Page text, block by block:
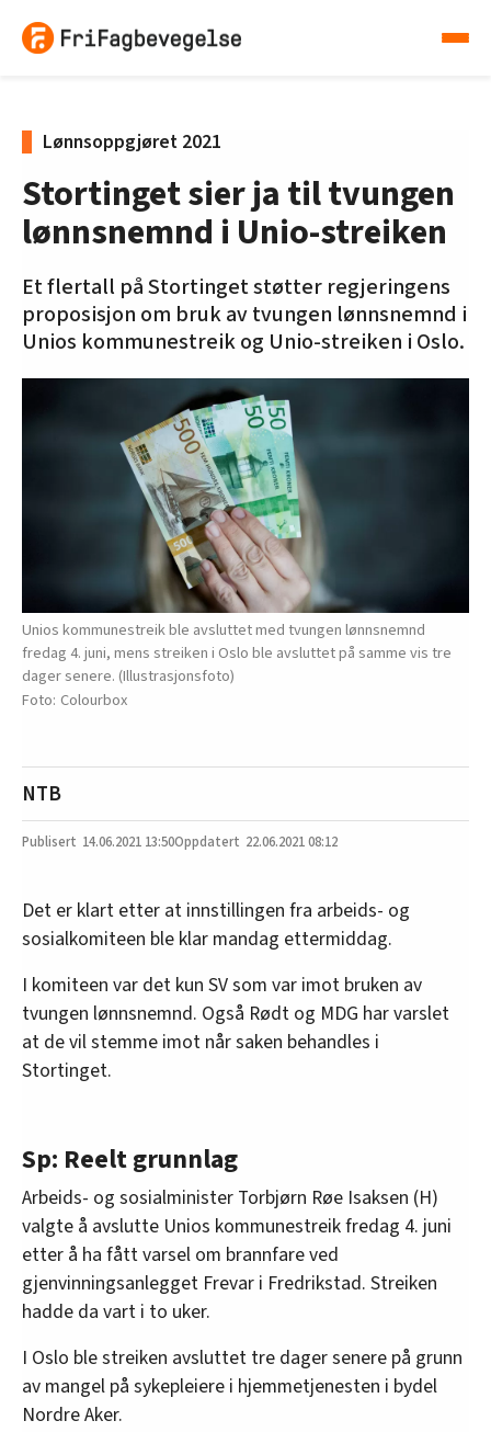
Lønnsoppgjøret 2021
Stortinget sier ja til tvungen
lønnsnemnd i Unio-streiken
Et flertall på Stortinget støtter regjeringens
proposisjon om bruk av tvungen lønnsnemnd i
Unios kommunestreik og Unio-streiken i Oslo.
Unios kommunestreik ble avsluttet med tvungen lønnsnemnd
fredag 4. juni, mens streiken i Oslo ble avsluttet på samme vis tre
dager senere. (Illustrasjonsfoto)
Colourbox
NTB
14.06.2021 13:50 22.06.2021 08:12
Det er klart etter at innstillingen fra arbeids- og
sosialkomiteen ble klar mandag ettermiddag.
I komiteen var det kun SV som var imot bruken av
tvungen lønnsnemnd. Også Rødt og MDG har varslet
at de vil stemme imot når saken behandles i
Stortinget.
Sp: Reelt grunnlag
Arbeids- og sosialminister Torbjørn Røe Isaksen (H)
valgte å avslutte Unios kommunestreik fredag 4. juni
etter å ha fått varsel om brannfare ved
gjenvinningsanlegget Frevar i Fredrikstad. Streiken
hadde da vart i to uker.
I Oslo ble streiken avsluttet tre dager senere på grunn
av mangel på sykepleiere i hjemmetjenesten i bydel
Nordre Aker.